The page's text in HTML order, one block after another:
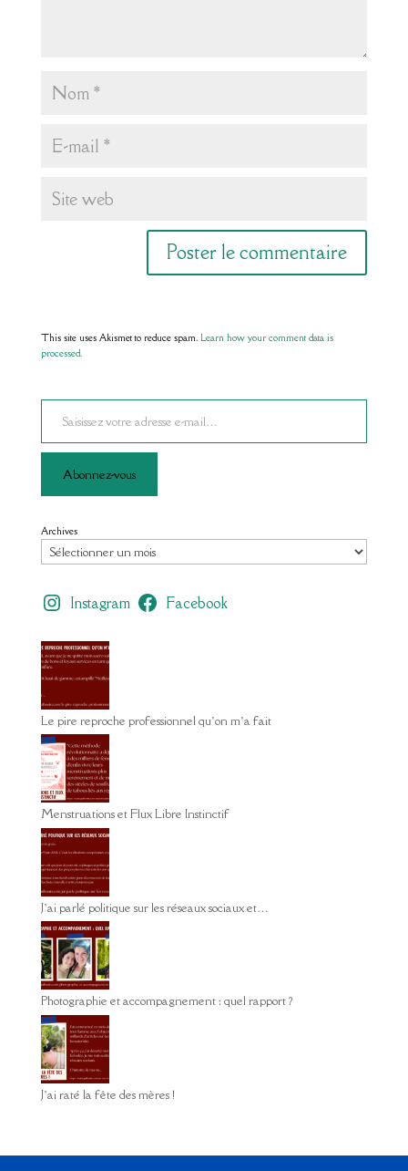
This site uses Akismet to reduce spam. Learn how your comment data is
processed.
Saisissez votre adresse e-mail…
Abonnez-vous
Archives
Instagram Facebook
Le pire reproche professionnel qu’on m’a fait
Menstruations et Flux Libre Instinctif
J’ai parlé politique sur les réseaux sociaux et…
Photographie et accompagnement : quel rapport ?
J’ai raté la fête des mères !